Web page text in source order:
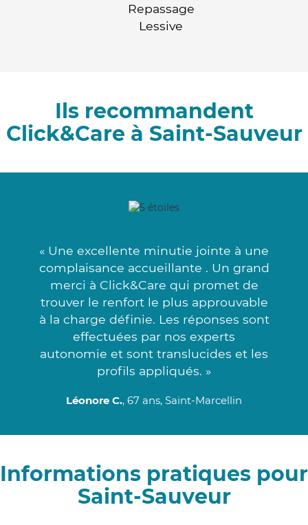
Repassage
Lessive
Ils recommandent
Click&Care à Saint-Sauveur
« Une excellente minutie jointe à une
complaisance accueillante . Un grand
merci à Click&Care qui promet de
trouver le renfort le plus approuvable
à la charge définie. Les réponses sont
effectuées par nos experts
autonomie et sont translucides et les
profils appliqués. »
Léonore C., 67 ans, Saint-Marcellin
Informations pratiques pour
Saint-Sauveur